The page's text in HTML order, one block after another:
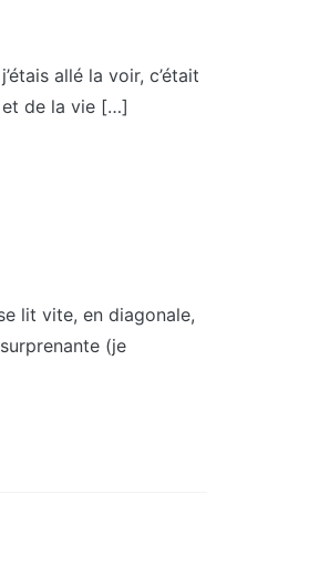
allé la voir, c’était
et de la vie […]
lit vite, en diagonale,
(je